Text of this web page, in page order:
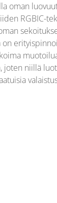
oman
RGBIC-
on
joten niillä